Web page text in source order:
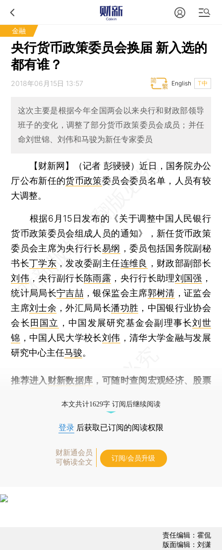
金融
央行货币政策委员会换届 新入选的
都有谁？
2018年06月15日 13:57 T中
English
这次主要是根据今年全国两会以来央行和财政部领导
班子的变化，调整了部分货币政策委员会成员；并任
命刘世锦、刘伟和马骏为新任专家委员
【财新网】（记者 彭骎骎） 近日，国务院办公
厅公布新任的货币政策委员会委员名单，人员有较
大调整。
根据6月15日发布的《关于调整中国人民银行
货币政策委员会组成人员的通知》，新任货币政策
委员会主席为央行行长易纲 ，委员包括国务院副秘
书长丁学东 ，发改委副主任连维良 ，财政部副部长
刘伟 ，央行副行长陈雨露 ，央行行长助理刘国强 ，
统计局局长宁吉喆 ，银保监会主席郭树清 ，证监会
主席刘士余 ，外汇局局长潘功胜 ，中国银行业协会
会长 田国立 ，中国发展研究基金会副理事长刘世
锦 ，中国人民大学校长刘伟 ，清华大学金融与发展
研究中心主任马骏。
推荐进入 财新数据库 ，可随时查阅宏观经济、股票
本文共计1629字 订阅后继续阅读
登录 后获取已订阅的阅读权限
财新通会员
可畅读全文
订阅/会员升级
责任编辑：霍侃
版面编辑：刘潇